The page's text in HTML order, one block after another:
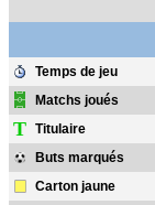
Temps de jeu
Matchs joués
T Titulaire
Buts marqués
Carton jaune